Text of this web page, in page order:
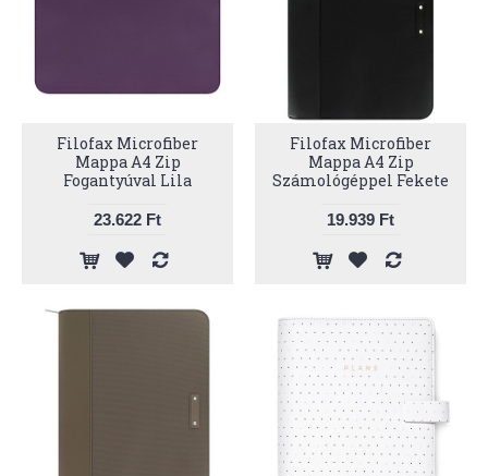
Filofax Microfiber
Mappa A4 Zip
Fogantyúval Lila
23.622 Ft
Filofax Microfiber
Mappa A4 Zip
Számológéppel Fekete
19.939 Ft